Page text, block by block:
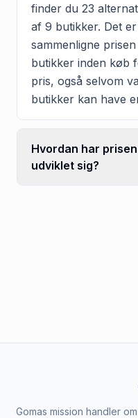
finder du 23
af 9 butikker. Det
sammenligne
butikker inden køb
pris, også selvom
butikker kan have
Hvordan har
udviklet sig?
Gomas mission handler